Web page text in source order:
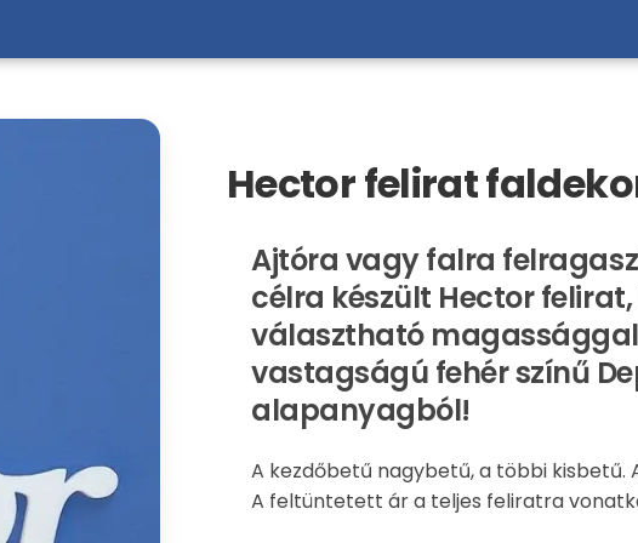
Hector felirat
Ajtóra vagy falra
célra készült Hector
választható
vastagságú fehér színű
alapanyagból!
A kezdőbetű nagybetű, a többi kisbetű.
A feltüntetett ár a teljes feliratra